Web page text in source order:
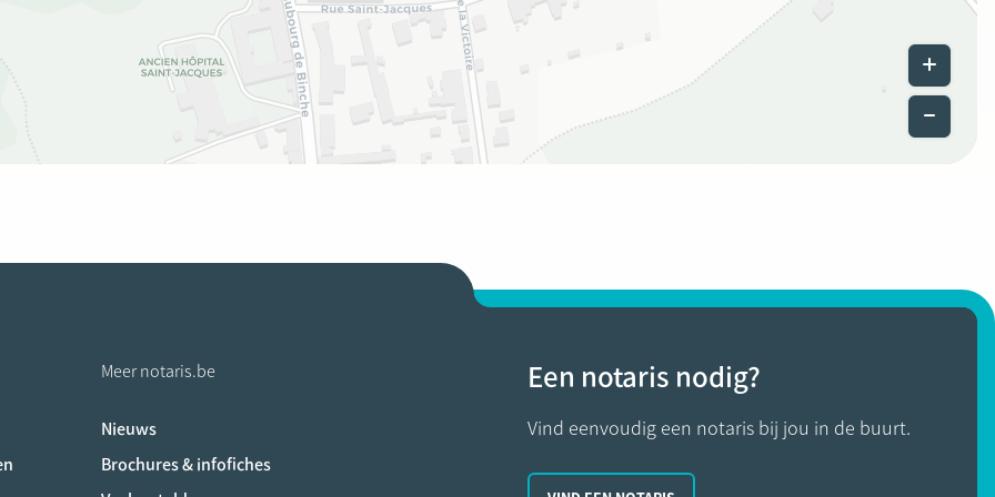
Leaflet
Meer notaris.be
Nieuws
Brochures & infofiches
Een notaris nodig?
Vind eenvoudig een notaris bij jou in de buurt.